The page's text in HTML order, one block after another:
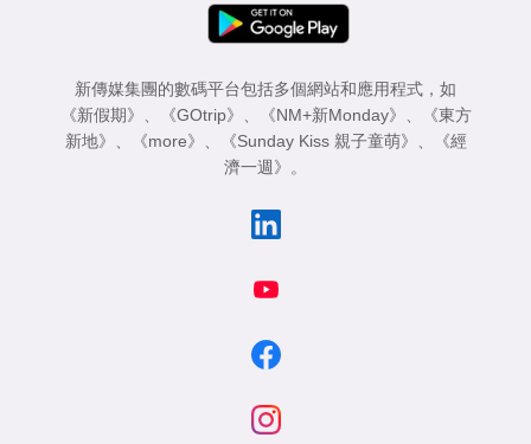
新傳媒集團的數碼平台包括多個網站和應用程式，如
《新假期》
《GOtrip》 《NM+新Monday》
《東方
新地》
《more》 《Sunday Kiss 親子童萌》
《經
濟一週》
。